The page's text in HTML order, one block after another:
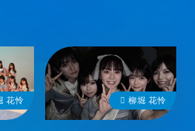
花怜 柳堀 花怜